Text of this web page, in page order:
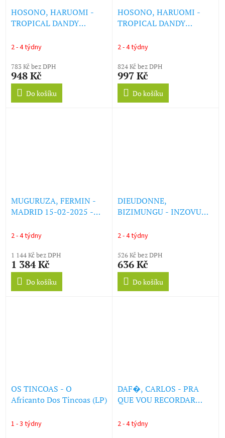
HOSONO, HARUOMI -
TROPICAL DANDY
(LP)
2 - 4 týdny
783 Kč bez DPH
948 Kč
Do košíku
HOSONO, HARUOMI -
TROPICAL DANDY
LP W/ OBI) (LP)
2 - 4 týdny
824 Kč bez DPH
997 Kč
Do košíku
MUGURUZA, FERMIN -
MADRID 15-02-2025 -
(3LP) (LP)
2 - 4 týdny
1 144 Kč bez DPH
1 384 Kč
Do košíku
DIEUDONNE,
BIZIMUNGU - INZOVU
2 - 4 týdny
526 Kč bez DPH
636 Kč
Do košíku
OS TINCOAS - O
Africanto Dos Tincoas (LP)
1 - 3 týdny
DAF�, CARLOS - PRA
QUE VOU RECORDAR
2 - 4 týdny